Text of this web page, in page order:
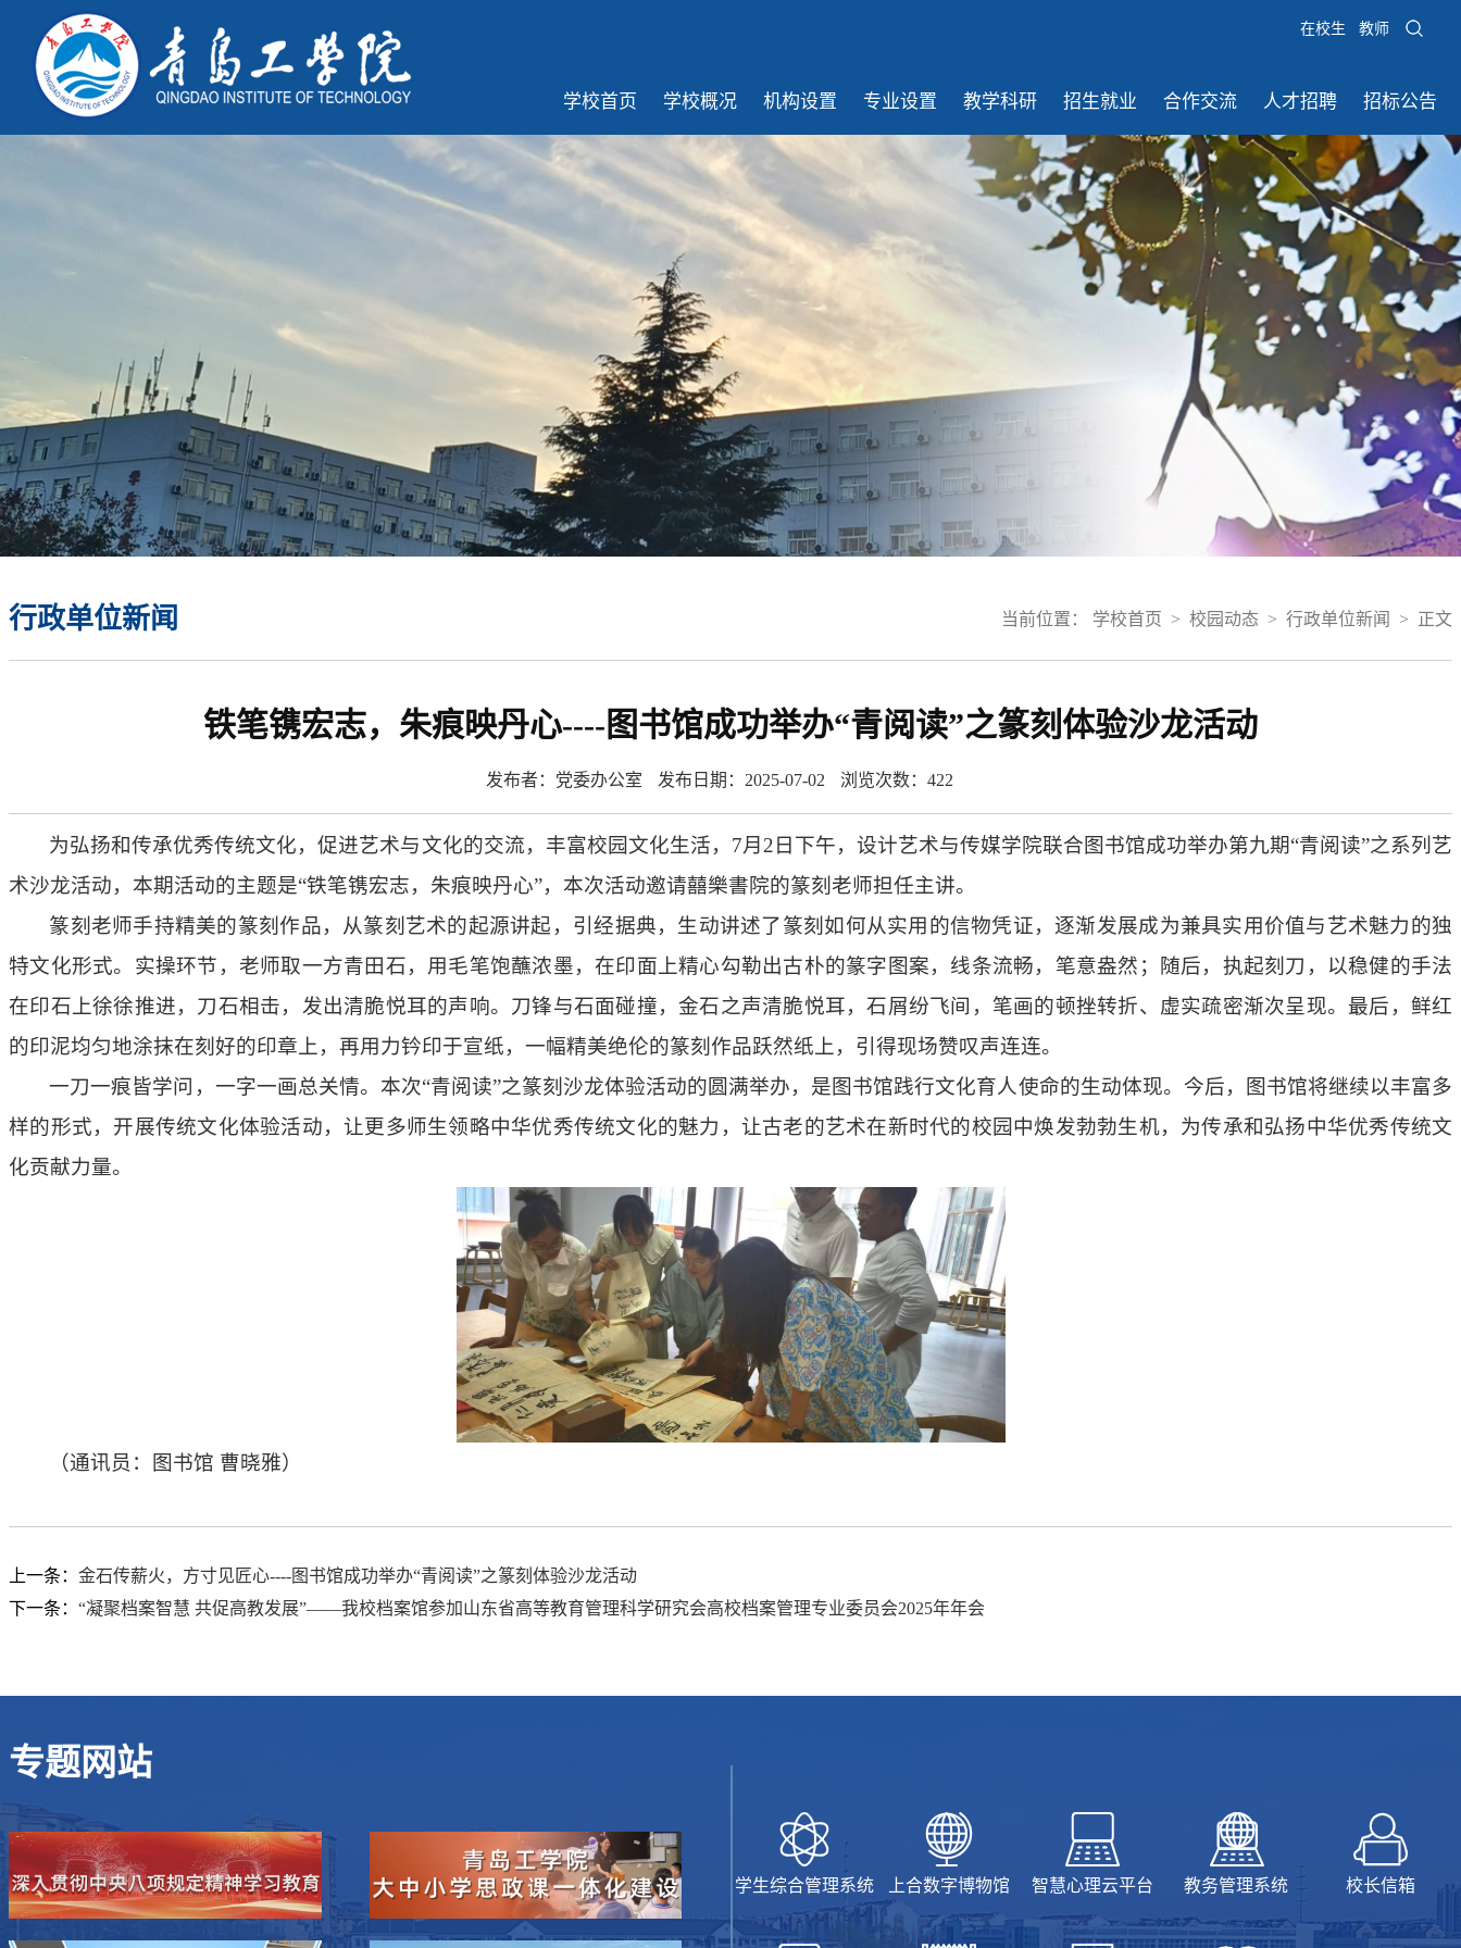
在校生 教师
学校首页 学校概况 机构设置 专业设置 教学科研 招生就业 合作交流 人才招聘 招标公告
当前位置： 学校首页 > 校园动态 > 行政单位新闻 > 正文
行政单位新闻
铁笔镌宏志，朱痕映丹心----图书馆成功举办“青阅读”之篆刻体验沙龙活动
发布者：党委办公室 发布日期：2025-07-02 浏览次数： 422
为弘扬和传承优秀传统文化，促进艺术与文化的交流，丰富校园文化生活，7月2日下午，设计艺术与传媒学院联合图书馆成功举办第九期“青阅读”之系列艺
术沙龙活动，本期活动的主题是“铁笔镌宏志，朱痕映丹心”，本次活动邀请囍樂書院的篆刻老师担任主讲。
篆刻老师手持精美的篆刻作品，从篆刻艺术的起源讲起，引经据典，生动讲述了篆刻如何从实用的信物凭证，逐渐发展成为兼具实用价值与艺术魅力的独
特文化形式。实操环节，老师取一方青田石，用毛笔饱蘸浓墨，在印面上精心勾勒出古朴的篆字图案，线条流畅，笔意盎然；随后，执起刻刀，以稳健的手法
在印石上徐徐推进，刀石相击，发出清脆悦耳的声响。刀锋与石面碰撞，金石之声清脆悦耳，石屑纷飞间，笔画的顿挫转折、虚实疏密渐次呈现。最后，鲜红
的印泥均匀地涂抹在刻好的印章上，再用力钤印于宣纸，一幅精美绝伦的篆刻作品跃然纸上，引得现场赞叹声连连。
一刀一痕皆学问，一字一画总关情。本次“青阅读”之篆刻沙龙体验活动的圆满举办，是图书馆践行文化育人使命的生动体现。今后，图书馆将继续以丰富多
样的形式，开展传统文化体验活动，让更多师生领略中华优秀传统文化的魅力，让古老的艺术在新时代的校园中焕发勃勃生机，为传承和弘扬中华优秀传统文
化贡献力量。
（通讯员：图书馆 曹晓雅）
上一条： 金石传薪火，方寸见匠心----图书馆成功举办“青阅读”之篆刻体验沙龙活动
下一条： “凝聚档案智慧 共促高教发展”——我校档案馆参加山东省高等教育管理科学研究会高校档案管理专业委员会2025年年会
专题网站
学生综合管理系统 上合数字博物馆 智慧心理云平台 教务管理系统 校长信箱